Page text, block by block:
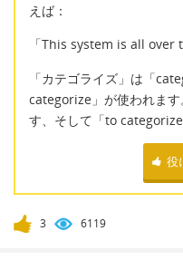
えば：
「This system is all over
「カテゴライズ」は「
categorize」が使われま
す、そして「to categorize
役
3 6119